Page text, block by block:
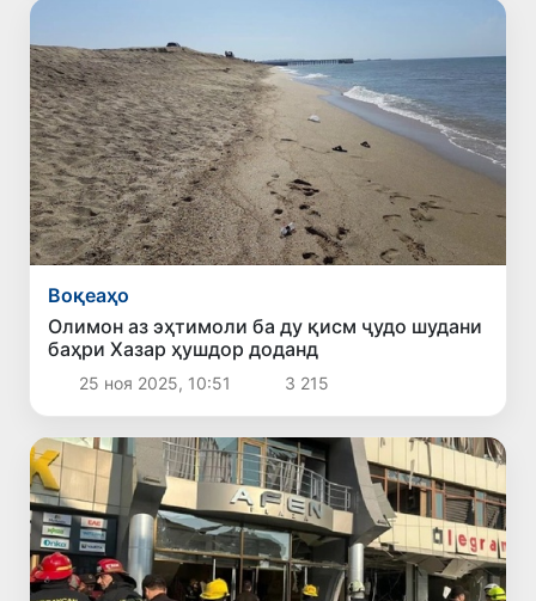
Воқеаҳо
Олимон аз эҳтимоли ба ду қисм ҷудо шудани
баҳри Хазар ҳушдор доданд
25 ноя 2025, 10:51 3 215